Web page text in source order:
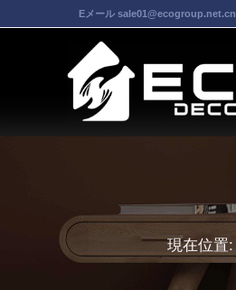
Eメール sale01@ecogroup.net.cn
現在位置: